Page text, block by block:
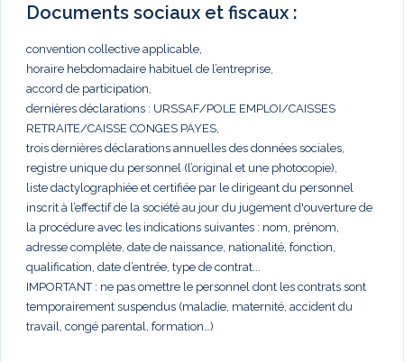
Documents sociaux et fiscaux :
convention collective applicable,
horaire hebdomadaire habituel de l’entreprise,
accord de participation,
dernières déclarations : URSSAF/POLE EMPLOI/CAISSES
RETRAITE/CAISSE CONGES PAYES,
trois dernières déclarations annuelles des données sociales,
registre unique du personnel (l’original et une photocopie),
liste dactylographiée et certifiée par le dirigeant du personnel
inscrit à l’effectif de la société au jour du jugement d'ouverture de
la procédure avec les indications suivantes : nom, prénom,
adresse complète, date de naissance, nationalité, fonction,
qualification, date d’entrée, type de contrat...
IMPORTANT : ne pas omettre le personnel dont les contrats sont
temporairement suspendus (maladie, maternité, accident du
travail, congé parental, formation…)